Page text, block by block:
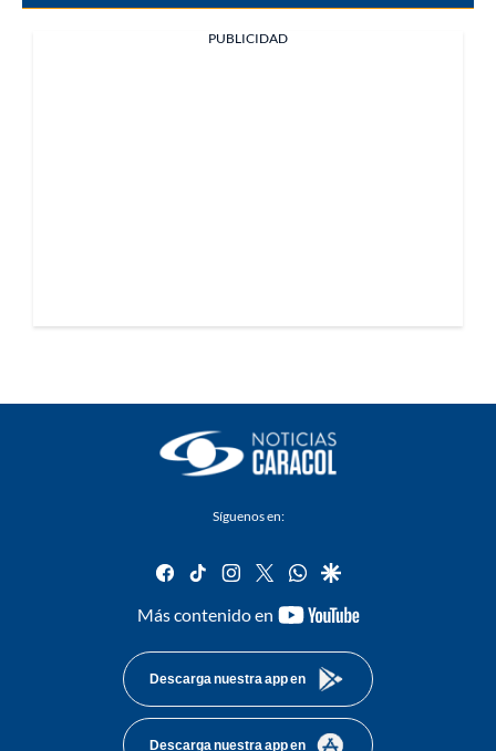
PUBLICIDAD
Síguenos en:
facebook
tiktok instagram
twitterwhatsapp
google
Más contenido en
youtube-
Descarga nuestra app en
Descarga nuestra app en